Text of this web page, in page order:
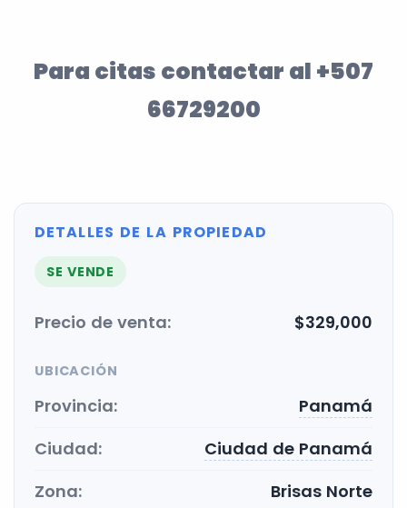
Para citas contactar al +507
66729200
DETALLES DE LA PROPIEDAD
SE VENDE
Precio de venta: $329,000
UBICACIÓN
Provincia:
Panamá
Ciudad:
Ciudad de Panamá
Zona:
Brisas Norte